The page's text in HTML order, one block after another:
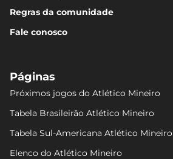
Regras da comunidade
Fale conosco
Páginas
Próximos jogos do Atlético Mineiro
Tabela Brasileirão Atlético Mineiro
Tabela Sul-Americana Atlético Mineiro
Elenco do Atlético Mineiro